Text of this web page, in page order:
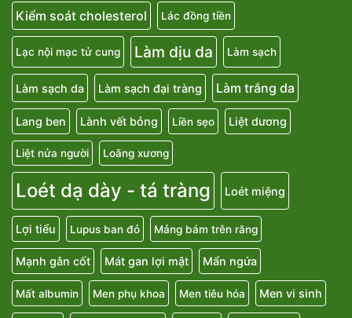
Kiểm soát cholesterol Lác đồng tiền
Lạc nội mạc tử cung Làm dịu da Làm sạch
Làm sạch da Làm sạch đại tràng Làm trắng da
Lang ben Lành vết bỏng Liền sẹo Liệt dương
Liệt nửa người Loãng xương
Loét dạ dày - tá tràng Loét miệng
Lợi tiểu Lupus ban đỏ Mảng bám trên răng
Mạnh gân cốt Mát gan lợi mật Mẩn ngứa
Mất albumin Men phụ khoa Men tiêu hóa Men vi sinh